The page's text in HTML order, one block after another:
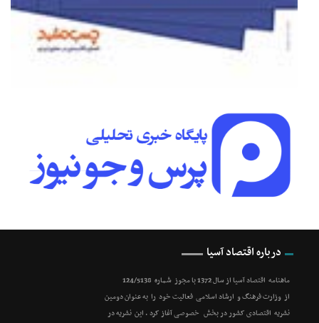
درباره اقتصاد آسیا
ماهنامه اقتصاد آسیا از سال 1372 با مجوز شماره 124/5138
از وزارت فرهنگ و ارشاد اسلامی فعالیت خود را به عنوان دومین
نشریه اقتصادی کشور در بخش خصوصی آغاز کرد . این نشریه در